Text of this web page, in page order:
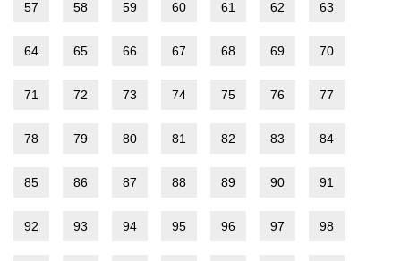
57 58 59 60 61 62 63
64 65 66 67 68 69 70
71 72 73 74 75 76 77
78 79 80 81 82 83 84
85 86 87 88 89 90 91
92 93 94 95 96 97 98